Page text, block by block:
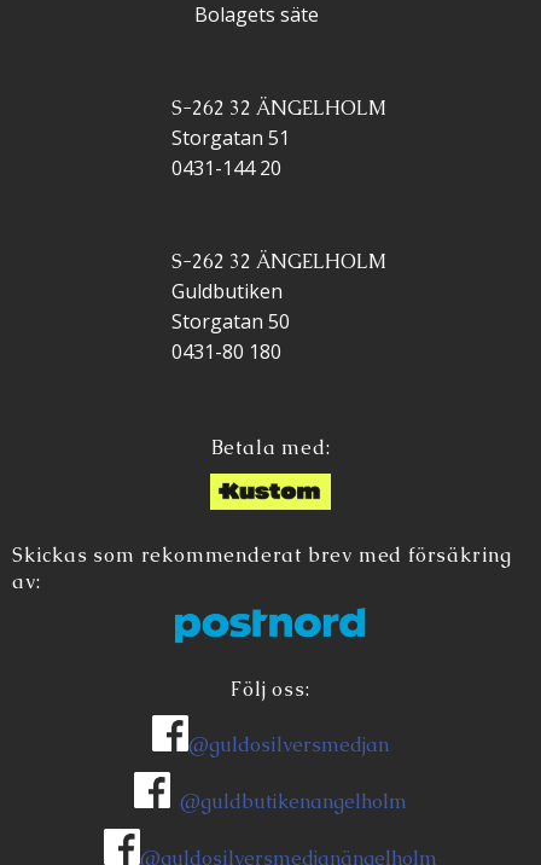
Bolagets säte
S-262 32 ÄNGELHOLM
Storgatan 51
0431-144 20
S-262 32 ÄNGELHOLM
Guldbutiken
Storgatan 50
0431-80 180
Betala med:
Skickas som rekommenderat brev med försäkring
av:
Följ oss:
@guldosilversmedjan
@guldbutikenangelholm
@guldosilversmedjanängelholm